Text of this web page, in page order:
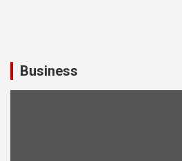
Business